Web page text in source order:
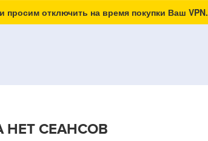
отключить на время покупки Ваш VPN.
НЕТ СЕАНСОВ